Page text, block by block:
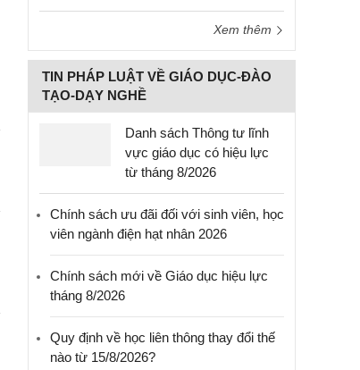
Xem thêm
TIN PHÁP LUẬT VỀ GIÁO DỤC-ĐÀO
TẠO-DẠY NGHỀ
Danh sách Thông tư lĩnh
vực giáo dục có hiệu lực
từ tháng 8/2026
Chính sách ưu đãi đối với sinh viên, học
viên ngành điện hạt nhân 2026
Chính sách mới về Giáo dục hiệu lực
tháng 8/2026
Quy định về học liên thông thay đổi thế
nào từ 15/8/2026?